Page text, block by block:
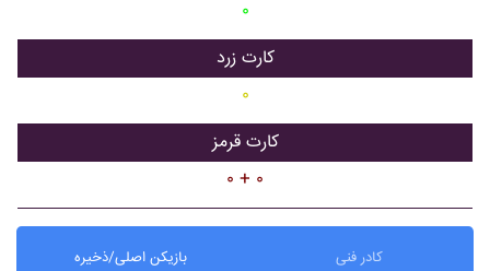
۰
کارت زرد
۰
کارت قرمز
۰ + ۰
بازیکن اصلی/ذخیره کادر فنی